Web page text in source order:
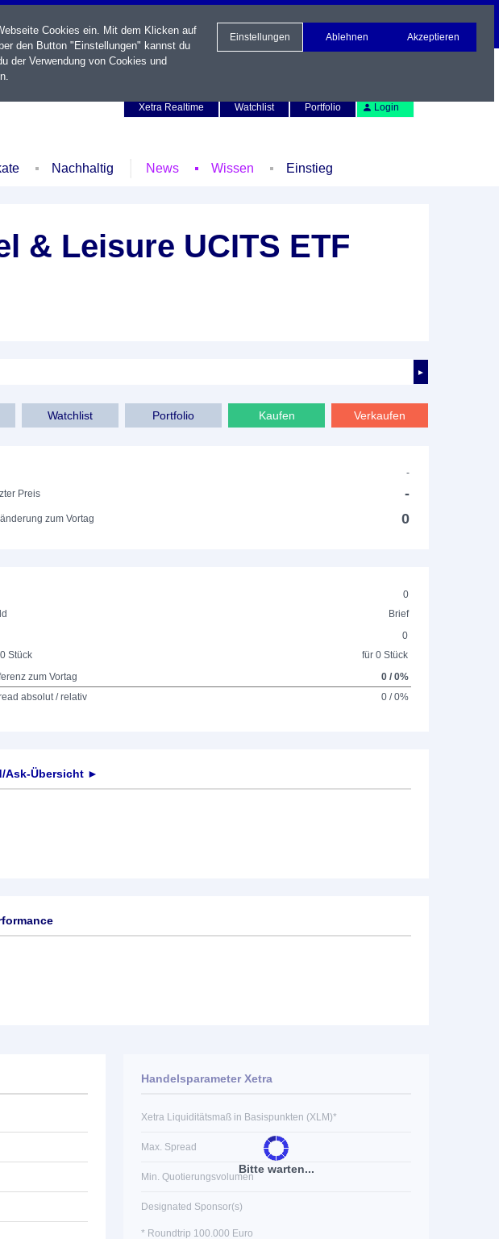
Xetra Realtime
Watchlist Portfolio Login
Nachhaltig News Wissen Einstieg
& Leisure UCITS ETF
►
Watchlist Portfolio Kaufen Verkaufen
-
Preis
-
zum Vortag 0
0
Brief
Stück
0
für 0 Stück
zum Vortag
0 / 0%
absolut / relativ
0 / 0%
Ask-Übersicht ►
Bitte warten...
Handelsparameter Xetra
Xetra Liquiditätsmaß in Basispunkten (XLM)*
Max. Spread
Min. Quotierungsvolumen
Designated Sponsor(s)
* Roundtrip 100.000 Euro
Cookies ein. Mit dem Klicken auf
den Button "Einstellungen" kannst du
der Verwendung von Cookies und
.
Einstellungen Ablehnen Akzeptieren